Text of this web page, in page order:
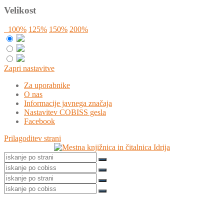
Velikost
100% 125% 150% 200%
Zapri nastavitve
Za uporabnike
O nas
Informacije javnega značaja
Nastavitev COBISS gesla
Facebook
Prilagoditev strani